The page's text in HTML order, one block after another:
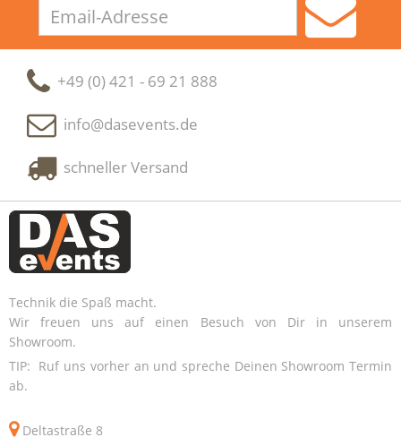
Adresse
+49 (0) 421 - 69 21 888
info@dasevents.de
schneller Versand
Technik die Spaß macht.
Wir freuen uns auf einen Besuch von Dir in unserem
Showroom.
TIP: Ruf uns vorher an und spreche Deinen Showroom Termin
ab.
Deltastraße 8